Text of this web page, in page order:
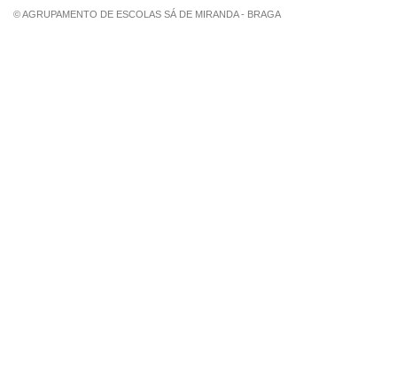
© AGRUPAMENTO DE ESCOLAS SÁ DE MIRANDA - BRAGA